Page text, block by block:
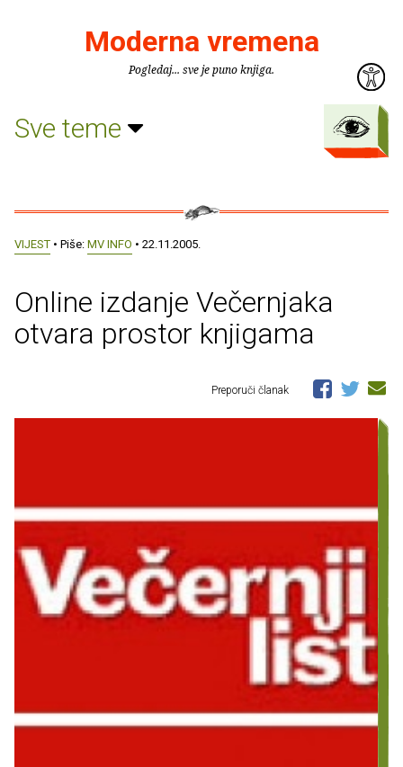
Moderna vremena
Pogledaj... sve je puno knjiga.
Sve teme
VIJEST • Piše: MV INFO • 22.11.2005.
Online izdanje Večernjaka
otvara prostor knjigama
Preporuči članak